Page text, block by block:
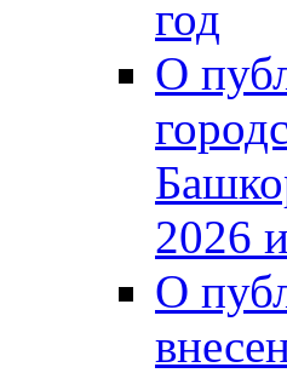
год
О
2026
О